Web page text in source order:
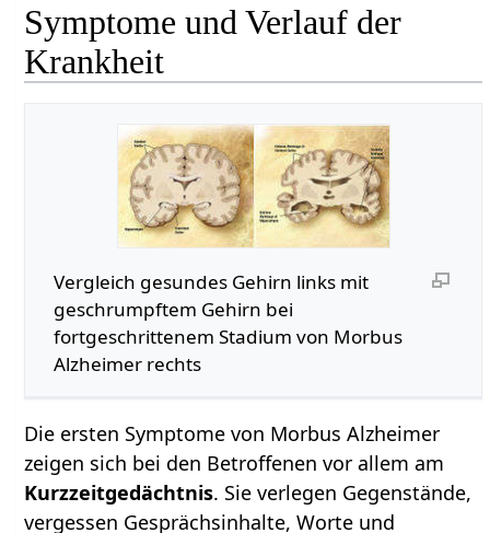
Symptome und Verlauf der
Krankheit
Vergleich gesundes Gehirn links mit
geschrumpftem Gehirn bei
fortgeschrittenem Stadium von Morbus
Alzheimer rechts
Die ersten Symptome von Morbus Alzheimer
zeigen sich bei den Betroffenen vor allem am
Kurzzeitgedächtnis. Sie verlegen Gegenstände,
vergessen Gesprächsinhalte, Worte und